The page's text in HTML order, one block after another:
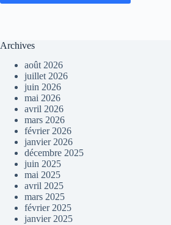
Archives
août 2026
juillet 2026
juin 2026
mai 2026
avril 2026
mars 2026
février 2026
janvier 2026
décembre 2025
juin 2025
mai 2025
avril 2025
mars 2025
février 2025
janvier 2025